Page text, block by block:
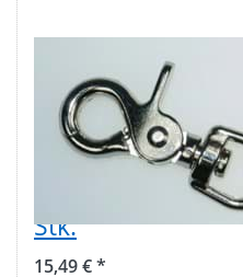
Scherenkarabiner
mit Rundwirbel -
6,3cm lang -
13mm
Durchlass - 10
Stk.
15,49 € *